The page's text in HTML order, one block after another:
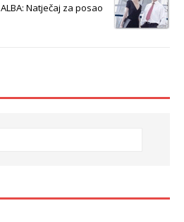
ALBA: Natječaj za posao